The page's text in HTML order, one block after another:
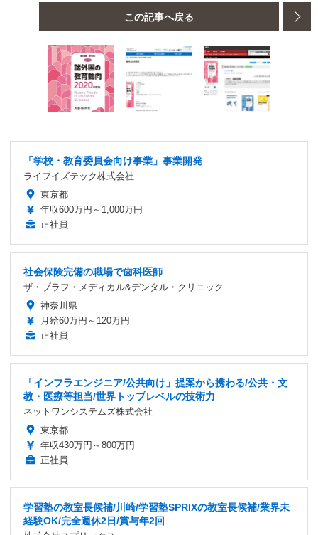
この記事へ戻る
「学校・教育委員会向け事業」事業開発
ライフイズテック株式会社
東京都
年収600万円～1,000万円
正社員
社会保険完備の職場で歯科医師
ザ・ブラフ・メディカル&デンタル・クリニック
神奈川県
月給60万円～120万円
正社員
「インフラエンジニア/公共向け」提案から携わる/公共・文
教・医療等担当/世界トップレベルの技術力
ネットワンシステムズ株式会社
東京都
年収430万円～800万円
正社員
学習塾の教室長候補/川崎/学習塾SPRIXの教室長候補/業界未
経験OK/完全週休2日/賞与年2回